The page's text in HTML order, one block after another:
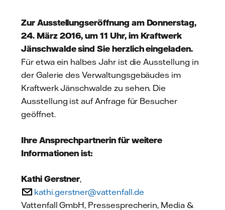
Zur Ausstellungseröffnung am Donnerstag,
24. März 2016, um 11 Uhr, im Kraftwerk
Jänschwalde sind Sie herzlich eingeladen.
Für etwa ein halbes Jahr ist die Ausstellung in
der Galerie des Verwaltungsgebäudes im
Kraftwerk Jänschwalde zu sehen. Die
Ausstellung ist auf Anfrage für Besucher
geöffnet.
Ihre Ansprechpartnerin für weitere
Informationen ist:
Kathi Gerstner,
kathi.gerstner@vattenfall.de
Vattenfall GmbH, Pressesprecherin, Media &